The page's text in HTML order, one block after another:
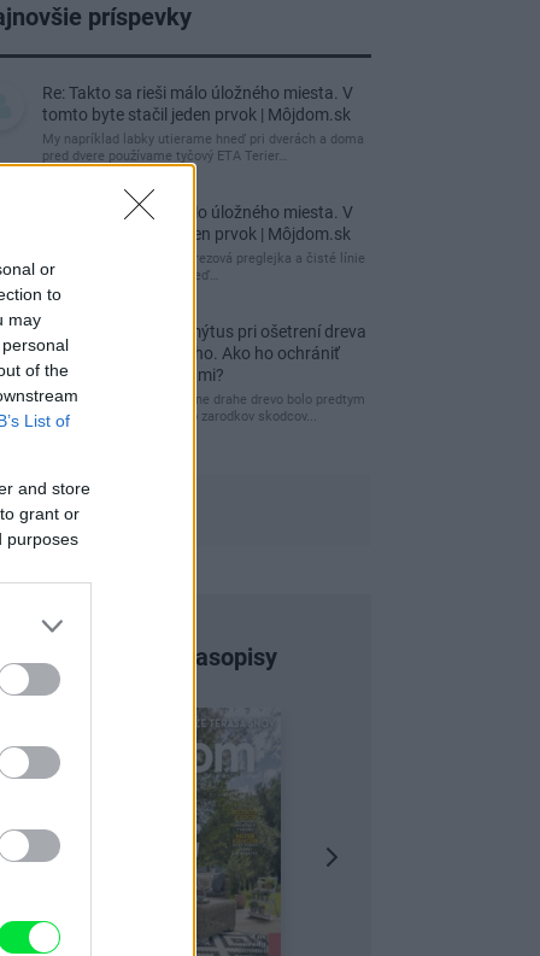
or
to
may
of the
List of
and store
grant or
purposes
príspevky
Re: Takto sa rieši málo úložného miesta. V
tomto byte stačil jeden prvok | Môjdom.sk
My napríklad labky utierame hneď pri dverách a doma
pred dvere používame tyčový ETA Terier…
Re: Takto sa rieši málo úložného miesta. V
tomto byte stačil jeden prvok | Môjdom.sk
Dizajn je to nádherný, tá brezová preglejka a čisté línie
vyzerajú super. Ale vždy, keď…
Re: Toto je najväčší mýtus pri ošetrení dreva
a môže vás vyjsť draho. Ako ho ochrániť
pred hnitím a škodcami?
clovek by cakal ze vysusene drahe drevo bolo predtym
naparovane aby sa zbavilo zarodkov skodcov...
Najnovšie časopisy